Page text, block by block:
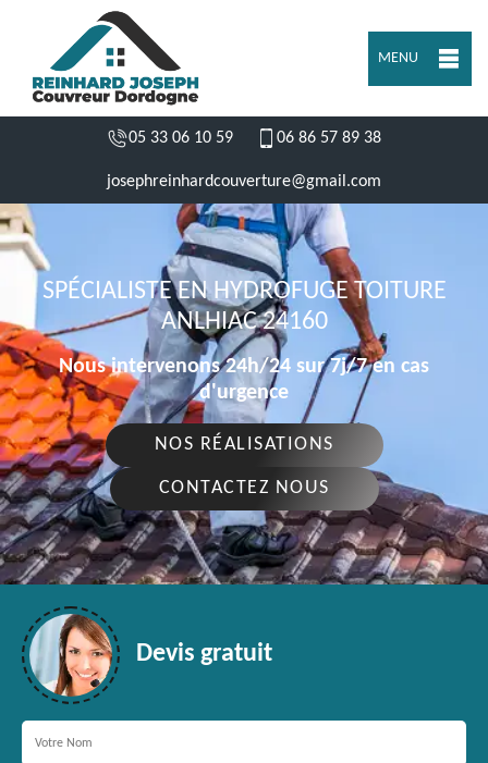
MENU
05 33 06 10 59 06 86 57 89 38
josephreinhardcouverture@gmail.com
SPÉCIALISTE EN HYDROFUGE TOITURE
ANLHIAC 24160
Nous intervenons 24h/24 sur 7j/7 en cas
d'urgence
NOS RÉALISATIONS
CONTACTEZ NOUS
Devis gratuit